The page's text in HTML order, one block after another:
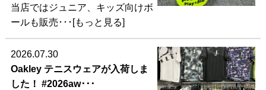
当店ではジュニア、キッズ向けボ
ールも販売･･･[もっと見る]
2026.07.30
Oakley テニスウェアが入荷しま
した！ #2026aw･･･